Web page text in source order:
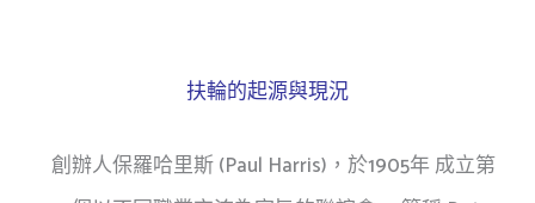
扶輪的起源與現況
創辦人保羅哈里斯 (Paul Harris)，於1905年 成立第